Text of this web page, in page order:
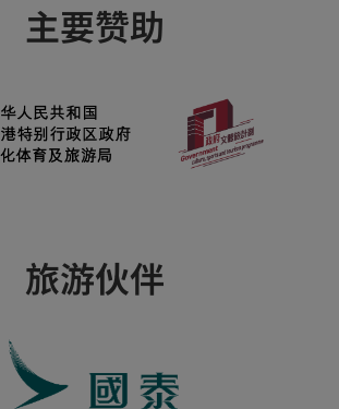
主要赞助
旅游伙伴